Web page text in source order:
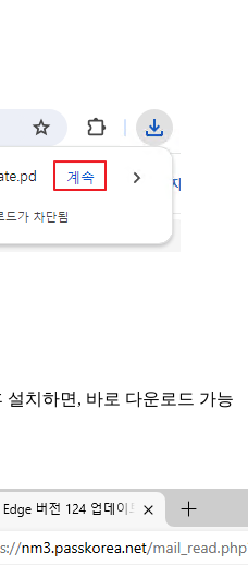
설치하면, 바로 다운로드 가능